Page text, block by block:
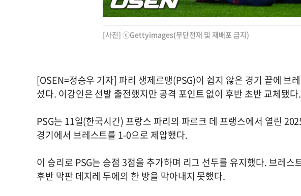
[사진] ⓒGettyimages(무단전재 및 재배포 금지)
[OSEN=정승우 기자] 파리 생제르맹(PSG)이 쉽지 않은 경기 끝에 브
섰다. 이강인은 선발 출전했지만 공격 포인트 없이 후반 초반 교체됐다.
PSG는 11일(한국시간) 프랑스 파리의 파르크 데 프랭스에서 열린
경기에서 브레스트를 1-0으로 제압했다.
이 승리로 PSG는 승점 3점을 추가하며 리그 선두를 유지했다. 브레
후반 막판 데지레 두에의 한 방을 막아내지 못했다.